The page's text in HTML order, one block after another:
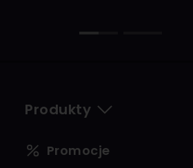
Produkty
Promocje